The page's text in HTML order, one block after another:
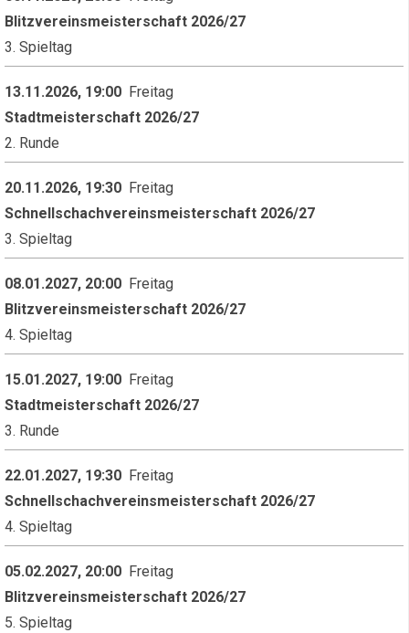
Blitzvereinsmeisterschaft 2026/27
3. Spieltag
13.11.2026, 19:00 Freitag
Stadtmeisterschaft 2026/27
2. Runde
20.11.2026, 19:30 Freitag
Schnellschachvereinsmeisterschaft 2026/27
3. Spieltag
08.01.2027, 20:00 Freitag
Blitzvereinsmeisterschaft 2026/27
4. Spieltag
15.01.2027, 19:00 Freitag
Stadtmeisterschaft 2026/27
3. Runde
22.01.2027, 19:30 Freitag
Schnellschachvereinsmeisterschaft 2026/27
4. Spieltag
05.02.2027, 20:00 Freitag
Blitzvereinsmeisterschaft 2026/27
5. Spieltag